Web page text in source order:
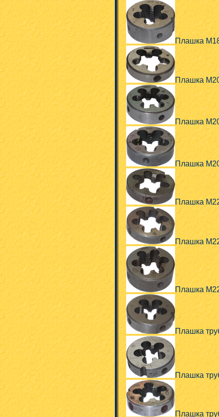
Плашка
Плашка
Плашка
Плашка
Плашка
Плашка
Плашка
Плашка
Плашка
Плашка